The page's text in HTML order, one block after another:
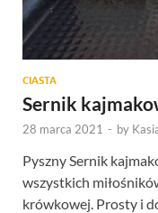
CIASTA
Sernik
28 marca 2021 - by
Pyszny Sernik
wszystkich
krówkowej. Prosty i